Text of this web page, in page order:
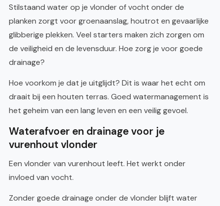
Stilstaand water op je vlonder of vocht onder de
planken zorgt voor groenaanslag, houtrot en gevaarlijke
glibberige plekken. Veel starters maken zich zorgen om
de veiligheid en de levensduur. Hoe zorg je voor goede
drainage?
Hoe voorkom je dat je uitglijdt? Dit is waar het echt om
draait bij een houten terras. Goed watermanagement is
het geheim van een lang leven en een veilig gevoel.
Waterafvoer en drainage voor je
vurenhout vlonder
Een vlonder van vurenhout leeft. Het werkt onder
invloed van vocht.
Zonder goede drainage onder de vlonder blijft water